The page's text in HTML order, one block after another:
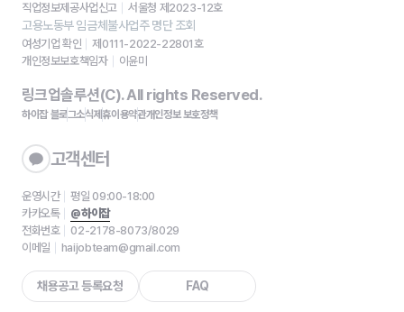
직업정보제공사업신고
서울청 제2023-12호
고용노동부 임금체불사업주 명단 조회
여성기업 확인
제0111-2022-22801호
개인정보보호책임자
이윤미
링크업솔루션(C). All rights Reserved.
하이잡 블로그소식제휴이용약관개인정보 보호정책
고객센터
운영시간
평일 09:00-18:00
카카오톡
@하이잡
전화번호
02-2178-8073/8029
이메일
haijobteam@gmail.com
채용공고 등록요청 FAQ